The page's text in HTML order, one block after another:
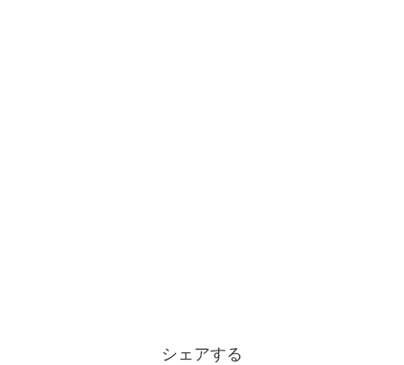
シェアする